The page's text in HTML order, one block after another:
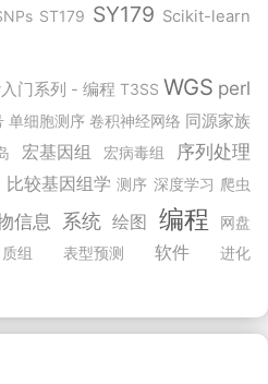
ST179 SY179 Scikit-learn
门系列 - 编程 T3SS WGS perl
单细胞测序 卷积神经网络 同源家族
宏基因组 宏病毒组
序列处理
比较基因组学 测序 深度学习 爬虫
信息 系统 绘图 编程
网盘
组 表型预测 软件 进化